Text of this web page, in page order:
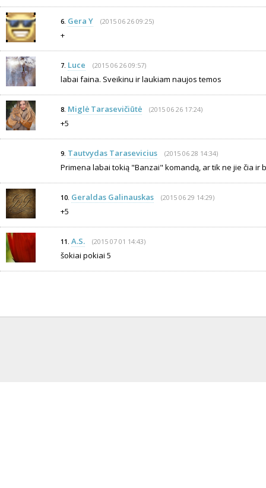
6. Gera Y (2015 06 26 09:25)
+
7. Luce (2015 06 26 09:57)
labai faina. Sveikinu ir laukiam naujos temos
8. Miglė Tarasevičiūtė (2015 06 26 17:24)
+5
9. Tautvydas Tarasevicius (2015 06 28 14:34)
Primena labai tokią "Banzai" komandą, ar tik ne jie čia ir
10. Geraldas Galinauskas (2015 06 29 14:29)
+5
11. A.S. (2015 07 01 14:43)
šokiai pokiai 5